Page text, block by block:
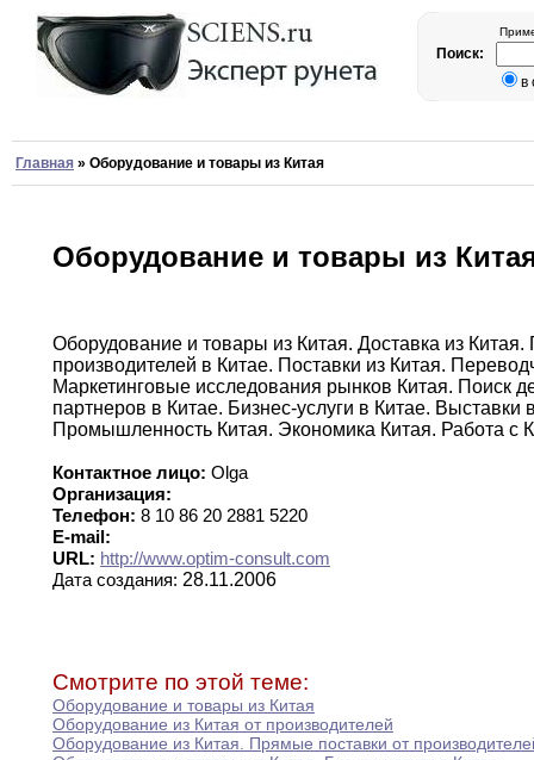
Поиск:
в
Главная » Оборудование и товары из Китая
Оборудование и товары из
Оборудование и товары из Китая. Доставка из Китая.
производителей в Китае. Поставки из Китая.
Маркетинговые исследования рынков Китая. Поиск
партнеров в Китае. Бизнес-услуги в Китае. Выставки
Промышленность Китая. Экономика Китая. Работа с
Контактное лицо: Olga
Организация:
Телефон: 8 10 86 20 2881 5220
E-mail:
URL: http://www.optim-consult.com
Дата создания: 28.11.2006
Смотрите по этой теме:
Оборудование и товары из Китая
Оборудование из Китая от производителей
Оборудование из Китая. Прямые поставки от